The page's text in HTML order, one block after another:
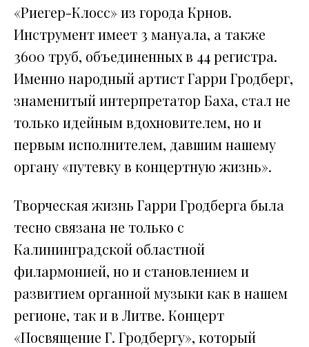
«Риегер-Клосс» из города Крнов.
Инструмент имеет 3 мануала, а также
3600 труб, объединенных в 44 регистра.
Именно народный артист Гарри Гродберг,
знаменитый интерпретатор Баха, стал не
только идейным вдохновителем, но и
первым исполнителем, давшим нашему
органу «путевку в концертную жизнь».
Творческая жизнь Гарри Гродберга была
тесно связана не только с
Калининградской областной
филармонией, но и становлением и
развитием органной музыки как в нашем
регионе, так и в Литве. Концерт
«Посвящение Г. Гродбергу», который